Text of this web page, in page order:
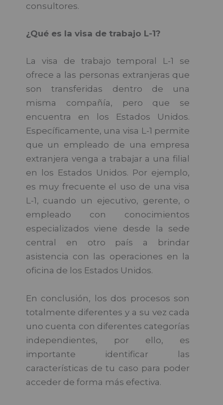
consultores.
¿Qué es la visa de trabajo L-1?
La visa de trabajo temporal L-1 se
ofrece a las personas extranjeras que
son transferidas dentro de una
misma compañía, pero que se
encuentra en los Estados Unidos.
Específicamente, una visa L-1 permite
que un empleado de una empresa
extranjera venga a trabajar a una filial
en los Estados Unidos. Por ejemplo,
es muy frecuente el uso de una visa
L-1, cuando un ejecutivo, gerente, o
empleado con conocimientos
especializados viene desde la sede
central en otro país a brindar
asistencia con las operaciones en la
oficina de los Estados Unidos.
En conclusión, los dos procesos son
totalmente diferentes y a su vez cada
uno cuenta con diferentes categorías
independientes, por ello, es
importante identificar las
características de tu caso para poder
acceder de forma más efectiva.